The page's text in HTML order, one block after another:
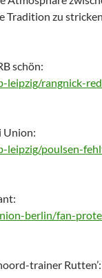
Tradition zu
schön:
rangnick-
Union:
poulsen-
berlin/fan-
trainer